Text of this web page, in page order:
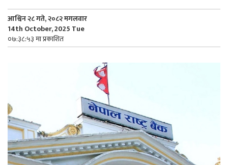
आश्विन २८ गते, २०८२ मगलवार
14th October, 2025 Tue
०७:३८:५३ मा प्रकाशित